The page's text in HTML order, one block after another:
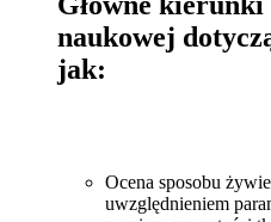
naukowej
jak:
Ocena sposobu
uwzględnieniem